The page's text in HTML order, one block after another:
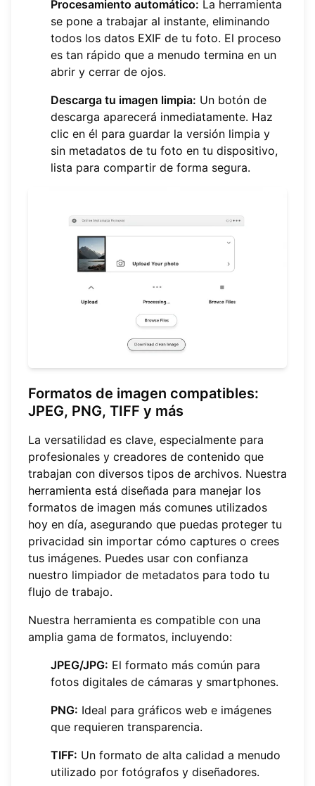
Procesamiento automático: La herramienta
se pone a trabajar al instante, eliminando
todos los datos EXIF de tu foto. El proceso
es tan rápido que a menudo termina en un
abrir y cerrar de ojos.
Descarga tu imagen limpia: Un botón de
descarga aparecerá inmediatamente. Haz
clic en él para guardar la versión limpia y
sin metadatos de tu foto en tu dispositivo,
lista para compartir de forma segura.
Formatos de imagen compatibles:
JPEG, PNG, TIFF y más
La versatilidad es clave, especialmente para
profesionales y creadores de contenido que
trabajan con diversos tipos de archivos. Nuestra
herramienta está diseñada para manejar los
formatos de imagen más comunes utilizados
hoy en día, asegurando que puedas proteger tu
privacidad sin importar cómo captures o crees
tus imágenes. Puedes usar con confianza
nuestro limpiador de metadatos para todo tu
flujo de trabajo.
Nuestra herramienta es compatible con una
amplia gama de formatos, incluyendo:
JPEG/JPG: El formato más común para
fotos digitales de cámaras y smartphones.
PNG: Ideal para gráficos web e imágenes
que requieren transparencia.
TIFF: Un formato de alta calidad a menudo
utilizado por fotógrafos y diseñadores.